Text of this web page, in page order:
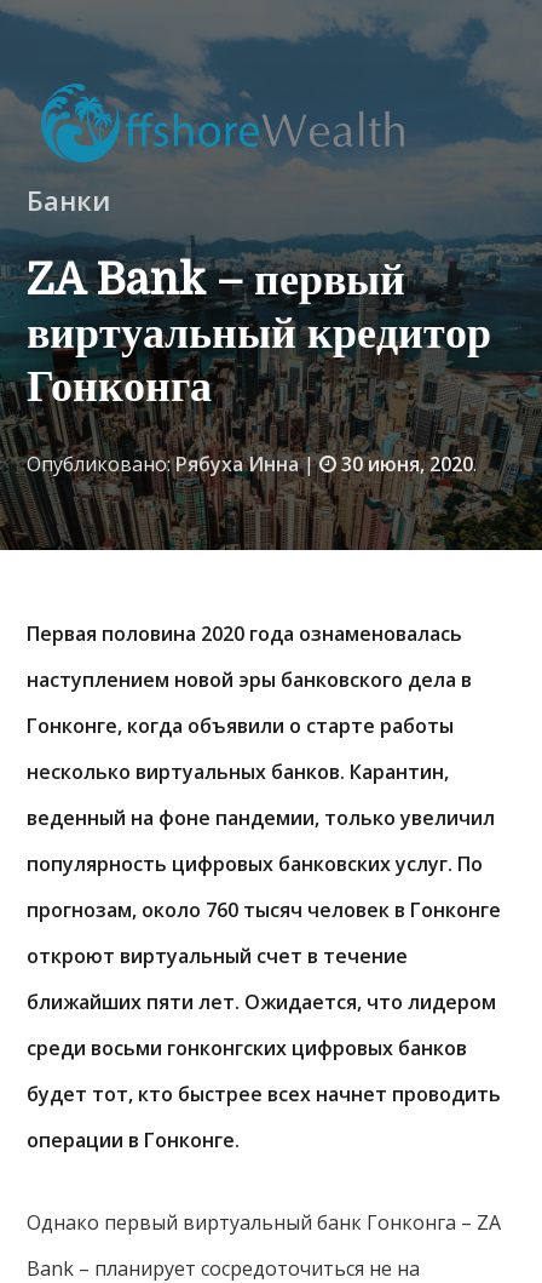
Банки
ZA Bank – первый
виртуальный кредитор
Гонконга
Опубликовано:Рябуха Инна| 30 июня, 2020.
Первая половина 2020 года ознаменовалась
наступлением новой эры банковского дела в
Гонконге, когда объявили о старте работы
несколько виртуальных банков. Карантин,
веденный на фоне пандемии, только увеличил
популярность цифровых банковских услуг. По
прогнозам, около 760 тысяч человек в Гонконге
откроют виртуальный счет в течение
ближайших пяти лет. Ожидается, что лидером
среди восьми гонконгских цифровых банков
будет тот, кто быстрее всех начнет проводить
операции в Гонконге.
Однако первый виртуальный банк Гонконга – ZA
Bank – планирует сосредоточиться не на